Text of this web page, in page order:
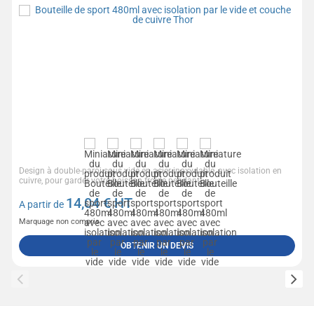
Design à double-paroi sous vide en acier inoxydable, avec isolation en
cuivre, pour garder votre boisson froide pendant...
A partir de 14,04€ HT
Marquage non compris
OBTENIR UN DEVIS